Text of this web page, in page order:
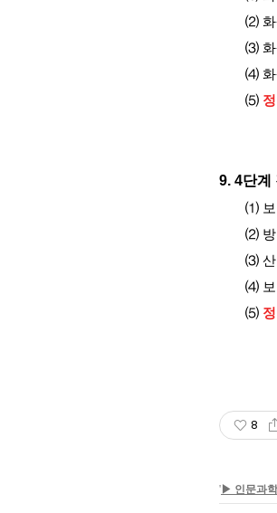
⑵ 화
⑶ 화
⑷ 화
⑸
9. 4단계
⑴
⑵ 방
⑶ 산
⑷ 보
⑸
8
' ▶ 인문과학